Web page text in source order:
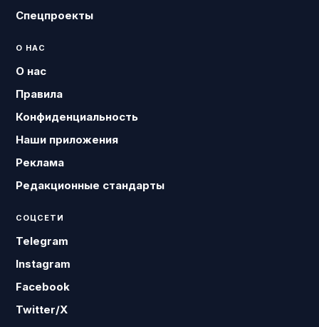
Спецпроекты
О НАС
О нас
Правила
Конфиденциальность
Наши приложения
Реклама
Редакционные стандарты
СОЦСЕТИ
Telegram
Instagram
Facebook
Twitter/X